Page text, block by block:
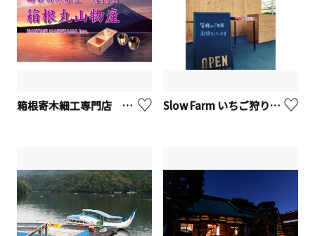
箱根寄木細工専門店 箱根丸山物産【箱根町】 Slow Farm いちご狩り【川崎市麻生区】